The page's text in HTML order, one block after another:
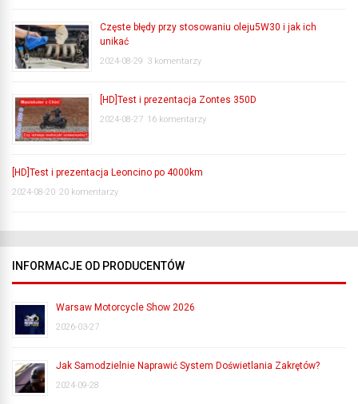
Częste błędy przy stosowaniu oleju5W30 i jak ich
unikać
2024-08-29 3 komentarzy
[HD]Test i prezentacja Zontes 350D
2024-08-27 16 komentarzy
[HD]Test i prezentacja Leoncino po 4000km
2024-08-20 20 komentarzy
INFORMACJE OD PRODUCENTÓW
Warsaw Motorcycle Show 2026
2026-03-27
Jak Samodzielnie Naprawić System Doświetlania Zakrętów?
2024-09-28